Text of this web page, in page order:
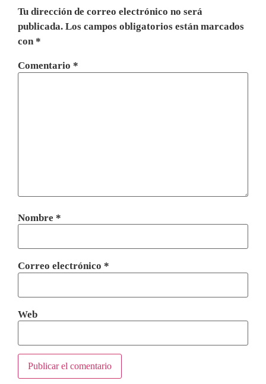
Tu dirección de correo electrónico no será
publicada. Los campos obligatorios están marcados
con*
Comentario *
Nombre *
Correo electrónico *
Web